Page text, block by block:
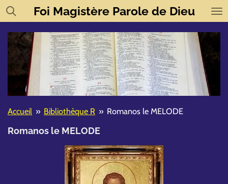
Passer
au
contenu
principal
Foi Magistère Parole de Dieu
Accueil » Bibliothèque R » Romanos le MELODE
Romanos le MELODE